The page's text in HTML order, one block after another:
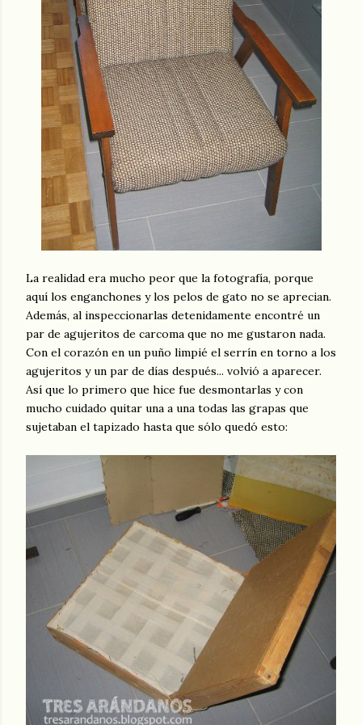
La realidad era mucho peor que la fotografía, porque
aquí los enganchones y los pelos de gato no se aprecian.
Además, al inspeccionarlas detenidamente encontré un
par de agujeritos de carcoma que no me gustaron nada.
Con el corazón en un puño limpié el serrín en torno a los
agujeritos y un par de días después... volvió a aparecer.
Así que lo primero que hice fue desmontarlas y con
mucho cuidado quitar una a una todas las grapas que
sujetaban el tapizado hasta que sólo quedó esto: